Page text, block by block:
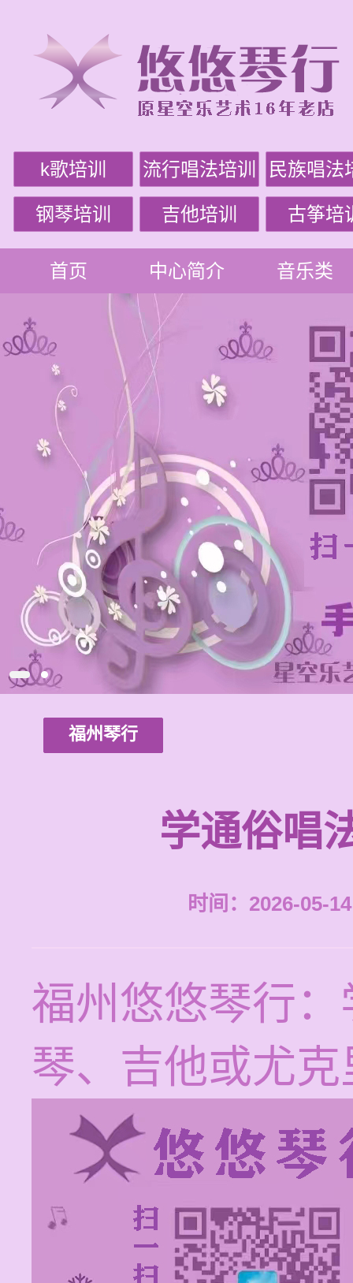
k歌培训 流行唱法培训 民族唱法
钢琴培训 吉他培训 古筝培
首页 中心简介 音乐类
福州琴行
学通俗唱
时间：2026-05-
福州悠悠琴行
琴、吉他或尤